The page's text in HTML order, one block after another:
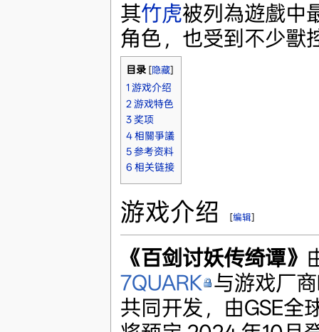
其竹虎被列為遊戲中
角色，也受到不少獸
目录[隐藏]
1 游戏介绍
2 游戏特色
3 奖项
4 相關爭議
5 参考资料
6 相关链接
游戏介绍 [编辑]
《百剑讨妖传绮谭》
7QUARK 与游戏厂
共同开发，由GSE全